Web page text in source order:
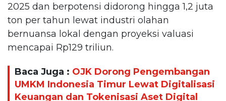
2025 dan berpotensi didorong hingga 1,2 juta
ton per tahun lewat industri olahan
bernuansa lokal dengan proyeksi valuasi
mencapai Rp129 triliun.
Baca Juga : OJK Dorong Pengembangan
UMKM Indonesia Timur Lewat Digitalisasi
Keuangan dan Tokenisasi Aset Digital